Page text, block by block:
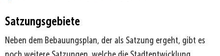
Satzungsgebiete
Neben dem Bebauungsplan, der als Satzung ergeht, gibt es